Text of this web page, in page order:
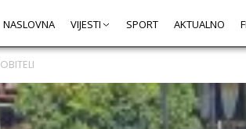
NASLOVNA VIJESTI SPORT AKTUALNO